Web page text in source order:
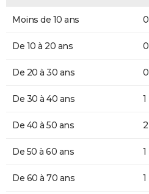
Moins de 10 ans 0
De 10 à 20 ans 0
De 20 à 30 ans 0
De 30 à 40 ans 1
De 40 à 50 ans 2
De 50 à 60 ans 1
De 60 à 70 ans 1